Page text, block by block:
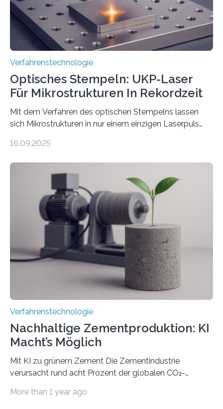
Verfahrenstechnologie
Optisches Stempeln: UKP-Laser
Für Mikrostrukturen In Rekordzeit
Mit dem Verfahren des optischen Stempelns lassen
sich Mikrostrukturen in nur einem einzigen Laserpuls
zeitaufwändiges Abscannen der Fläche. Am Fraunhofer
RWTH Aachen den Strahl eines Ultrakurzpulslasers
mithilfe eines Spatial Light Modulators (SLM) exakt in
das gewünschte Muster und bringen es direkt auf die
Werkstückoberfläche. Das beschleunigt die
Bearbeitung deutlich und eröffnet neue Möglichkeiten
für Branchen wie die stahl- und metallverarbeitende
Industrie oder die Glasverarbeitung. Erste Tests…
16.09.2025
Verfahrenstechnologie
Nachhaltige Zementproduktion: KI
Macht’s Möglich
Mit KI zu grünem Zement Die Zementindustrie
verursacht rund acht Prozent der globalen CO₂-
Flugverkehr. Forschende am Paul Scherrer Institut PSI
More than 1 year ago